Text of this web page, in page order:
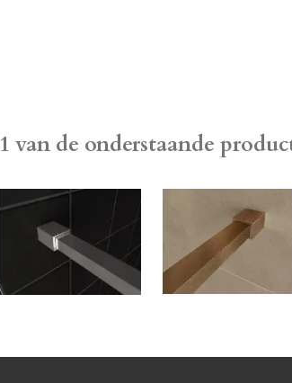
1 van de onderstaande